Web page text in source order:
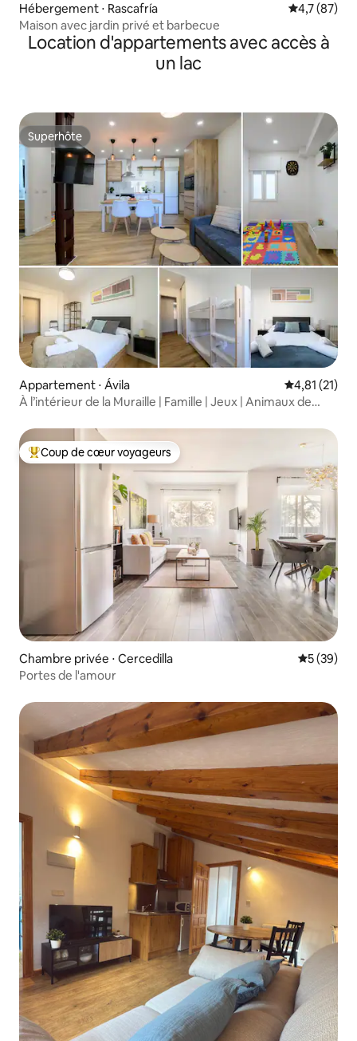
Hébergement ⋅ Rascafría Évaluation
4,7 (87)
Maison avec jardin privé et barbecue
Location d'appartements avec accès à
un lac
Superhôte
Superhôte
Appartement ⋅ Ávila‎ Évaluation
4,81 (21)
À l’intérieur de la Muraille | Famille | Jeux | Animaux de
Coups de cœur voyageurs les plus appréciés
Coup de cœur voyageurs
Chambre privée ⋅ Cercedilla
5 (39)
Portes de l'amour